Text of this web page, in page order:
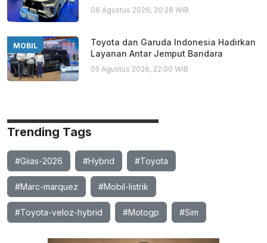
06 Agustus 2026, 20:28 WIB
MOBIL
Toyota dan Garuda Indonesia Hadirkan
Layanan Antar Jemput Bandara
05 Agustus 2026, 22:00 WIB
Trending Tags
#Giias-2026 #Hybrid #Toyota
#Marc-marquez #Mobil-listrik
#Toyota-veloz-hybrid #Motogp #Sim